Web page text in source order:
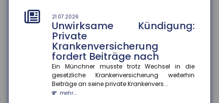
21.07.2026
Unwirksame Kündigung:
Private
Krankenversicherung
fordert Beiträge nach
Ein Münchner musste trotz Wechsel in die
gesetzliche Krankenversicherung weiterhin
Beiträge an seine private Krankenvers...
mehr...
21.07.2026
Genetische Veranlagung
beeinflusst langfristigen Nutzen
von Bildung
Bildung wirkt nicht bei allen gleich. Eine aktuelle
Studie der FernUniversität Hagen zeigt, dass der
Nutzen zusätzliche...
mehr...